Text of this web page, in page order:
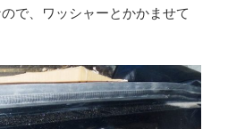
で、ワッシャーとかかませて